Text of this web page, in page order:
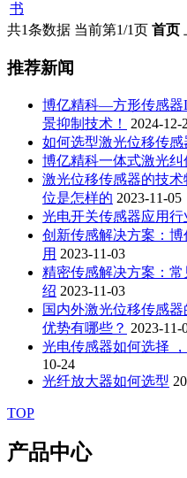
书
共1条数据 当前第1/1页 首页
推荐新闻
博亿精科—方形传感器
景抑制技术！
2024-12-
如何选型激光位移传感
博亿精科一体式激光
激光位移传感器的技
位是怎样的 2023-11-05
光电开关传感器应用行
创新传感解决方案：
用 2023-11-03
精密传感解决方案：
绍 2023-11-03
国内外激光位移传感
优势有哪些？ 2023-11-
光电传感器如何选择
10-24
光纤放大器如何选型
TOP
产品中心